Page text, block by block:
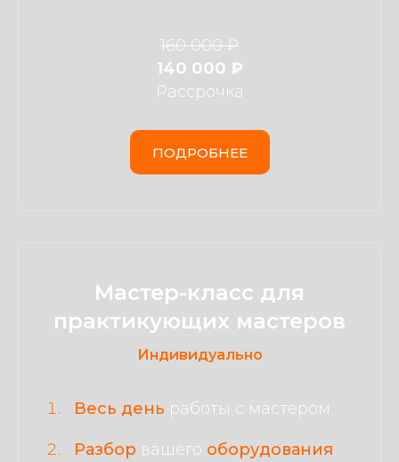
160 000 ₽
140 000 ₽
Рассрочка
ПОДРОБНЕЕ
Мастер-класс для
практикующих мастеров
Индивидуально
Весь день работы с мастером
Разбор вашего оборудования